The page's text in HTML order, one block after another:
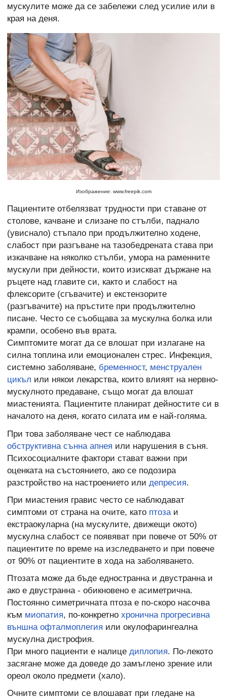
мускулите може да се забележи след усилие или в
края на деня.
Изображение: www.freepik.com
Пациентите отбелязват трудности при ставане от
столове, качване и слизане по стълби, паднало
(увиснало) стъпало при продължително ходене,
слабост при разгъване на тазобедрената става при
изкачване на няколко стълби, умора на раменните
мускули при дейности, които изискват държане на
ръцете над главите си, както и слабост на
флексорите (сгъвачите) и екстензорите
(разгъвачите) на пръстите при продължително
писане. Често се съобщава за мускулна болка или
крампи, особено във врата.
Симптомите могат да се влошат при излагане на
силна топлина или емоционален стрес. Инфекция,
системно заболяване, бременност, менструален
цикъл или някои лекарства, които влияят на нервно-
мускулното предаване, също могат да влошат
миастенията. Пациентите планират дейностите си в
началото на деня, когато силата им е най-голяма.
При това заболяване чест се наблюдава
обструктивна сънна апнея или нарушения в съня.
Психосоциалните фактори стават важни при
оценката на състоянието, ако се подозира
разстройство на настроението или депресия.
При миастения гравис често се наблюдават
симптоми от страна на очите, като птозаи
екстраокуларна (на мускулите, движещи окото)
мускулна слабост се появяват при повече от 50% от
пациентите по време на изследването и при повече
от 90% от пациентите в хода на заболяването.
Птозата може да бъде едностранна и двустранна и
ако е двустранна - обикновено е асиметрична.
Постоянно симетричната птоза е по-скоро насочва
към миопатия, по-конкретно хронична прогресивна
външна офталмоплегия или окулофарингеална
мускулна дистрофия.
При много пациенти е налице диплопия. По-лекото
засягане може да доведе до замъглено зрение или
ореол около предмети (хало).
Очните симптоми се влошават при гледане на